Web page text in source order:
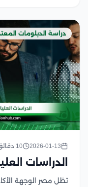
دراسة الدبلومات
2026-01-13 10 دقائق قراءة
الدراسات
تظل مصر الوجهة